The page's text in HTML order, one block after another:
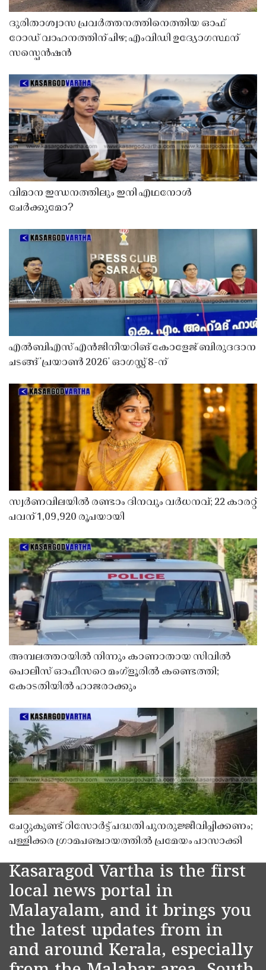
ദുരിതാശ്വാസ പ്രവർത്തനത്തിനെത്തിയ ഓഫ്
റോഡ് വാഹനത്തിന് പിഴ; എംവിഡി ഉദ്യോഗസ്ഥന്
സസ്പെൻഷൻ
വിമാന ഇന്ധനത്തിലും ഇനി എഥനോൾ
ചേർക്കുമോ?
എൽബിഎസ് എൻജിനീയറിങ് കോളേജ് ബിരുദദാന
ചടങ്ങ് 'പ്രയാൺ 2026' ഓഗസ്റ്റ് 8-ന്
സ്വർണവിലയിൽ രണ്ടാം ദിനവും വർധനവ്; 22 കാരറ്റ്
പവന് 1,09,920 രൂപയായി
അമ്പലത്തറയിൽ നിന്നും കാണാതായ സിവിൽ
പൊലീസ് ഓഫീസറെ മംഗ്ളൂരിൽ കണ്ടെത്തി;
കോടതിയിൽ ഹാജരാക്കും
ചേറ്റുകുണ്ട് റിസോർട്ട് പദ്ധതി പുനരുജ്ജീവിപ്പിക്കണം;
പള്ളിക്കര ഗ്രാമപഞ്ചായത്തിൽ പ്രമേയം പാസാക്കി
Kasaragod Vartha is the first
local news portal in
Malayalam, and it brings you
the latest updates from in
and around Kerala, especially